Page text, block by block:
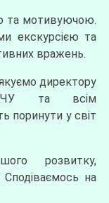
та мотивуючою.
екскурсією та
вражень.
директору
та всім
поринути у світ
розвитку,
Сподіваємось на